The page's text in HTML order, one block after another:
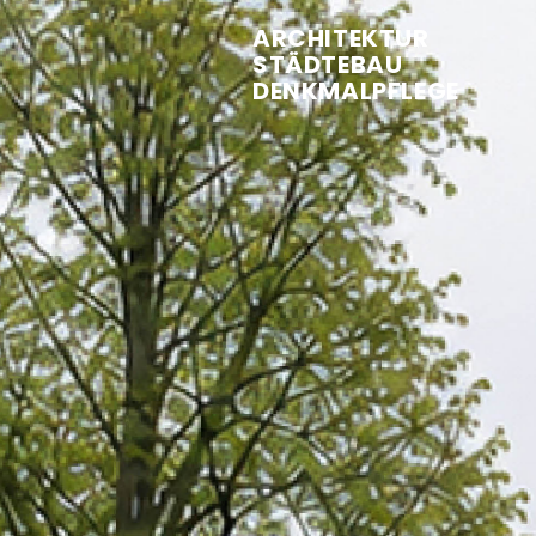
ARCHITEKTUR
STÄDTEBAU
DENKMALPFLEGE